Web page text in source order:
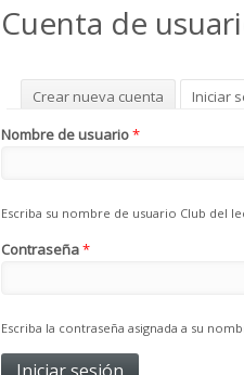
Cuenta de
Solapas principales
Crear nueva cuenta Iniciar
Nombre de usuario*
Escriba su nombre de usuario Club del
Contraseña*
Escriba la contraseña asignada a su